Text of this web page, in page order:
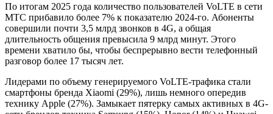
По итогам 2025 года количество пользователей VoLTE в сети
МТС прибавило более 7% к показателю 2024-го. Абоненты
совершили почти 3,5 млрд звонков в 4G, а общая
длительность общения превысила 9 млрд минут. Этого
времени хватило бы, чтобы беспрерывно вести телефонный
разговор более 17 тысяч лет.
Лидерами по объему генерируемого VoLTE-трафика стали
смартфоны бренда Xiaomi (29%), лишь немного опередив
технику Apple (27%). Замыкает пятерку самых активных в 4G-